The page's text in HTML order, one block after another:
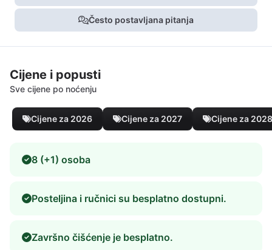
Često postavljana pitanja
Cijene i popusti
Sve cijene po noćenju
Cijene za 2026 Cijene za 2027 Cijene za 2028
8 (+1) osoba
Posteljina i ručnici su besplatno dostupni.
Završno čišćenje je besplatno.